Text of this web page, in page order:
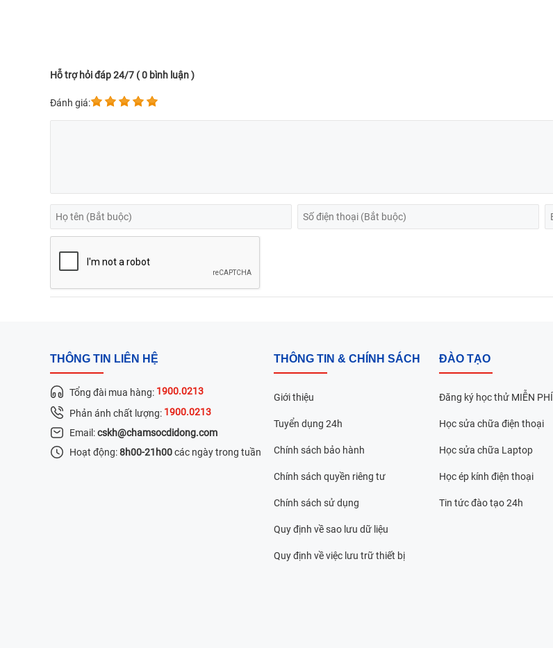
Hỗ trợ hỏi đáp 24/7 ( 0 bình luận )
Đánh giá:
THÔNG TIN LIÊN HỆ
Tổng đài mua hàng: 1900.0213
Phản ánh chất lượng: 1900.0213
Email:cskh@chamsocdidong.com
Hoạt động:8h00-21h00các ngày trong tuần
THÔNG TIN & CHÍNH SÁCH
Giới thiệu
Tuyển dụng 24h
Chính sách bảo hành
Chính sách quyền riêng tư
Chính sách sử dụng
Quy định về sao lưu dữ liệu
Quy định về việc lưu trữ thiết bị
ĐÀO TẠO
Đăng ký học thử MIỄN PHÍ
Học sửa chữa điện thoại
Học sửa chữa Laptop
Học ép kính điện thoại
Tin tức đào tạo 24h